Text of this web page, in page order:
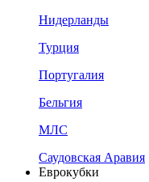
Нидерланды
Турция
Португалия
Бельгия
МЛС
Саудовская Аравия
Еврокубки